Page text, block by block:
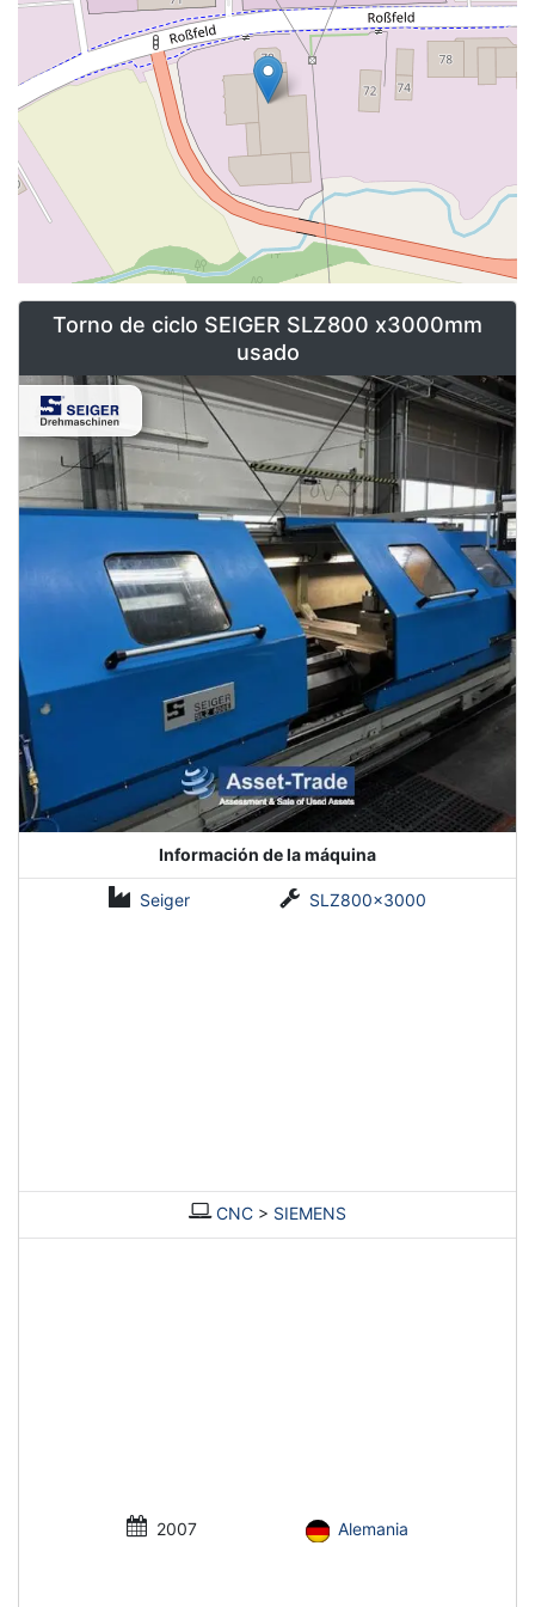
Si está buscando un torno de alta calidad que le brinde años de
precisión y rendimiento, no busque más que Seiger. Explore
nuestra gran selección de tornos hoy y encuentre la máquina
perfecta para sus necesidades.
Póngase en contacto con nosotros hoy Asset-Tradepara
encontrar tus máquinas SEIGER usadas que te ayudarán a
mejorar tu producción a bajo coste.
Torno de ciclo SEIGER SLZ800 x3000mm
usado
Información de la máquina
Seiger SLZ800x3000
CNC > SIEMENS
2007 Alemania